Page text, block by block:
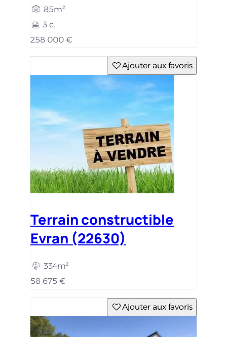
85m²
3 c.
258 000 €
Ajouter aux favoris
Terrain constructible
Evran (22630)
334m²
58 675 €
Ajouter aux favoris